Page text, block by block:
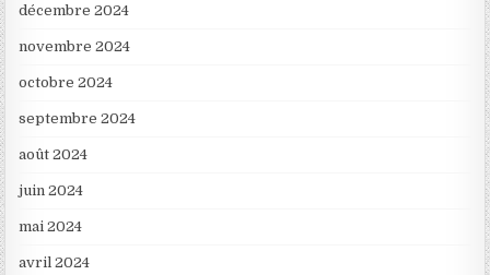
décembre 2024
novembre 2024
octobre 2024
septembre 2024
août 2024
juin 2024
mai 2024
avril 2024